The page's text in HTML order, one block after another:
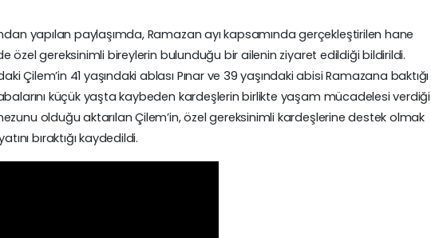
yapılan paylaşımda, Ramazan ayı kapsamında gerçekleştirilen hane
özel gereksinimli bireylerin bulunduğu bir ailenin ziyaret edildiği bildirildi.
Çilem’in 41 yaşındaki ablası Pınar ve 39 yaşındaki abisi Ramazana baktığı
küçük yaşta kaybeden kardeşlerin birlikte yaşam mücadelesi verdiği
olduğu aktarılan Çilem’in, özel gereksinimli kardeşlerine destek olmak
bıraktığı kaydedildi.